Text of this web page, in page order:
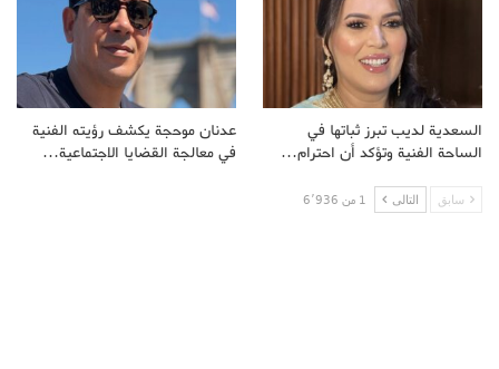
السعدية لديب تبرز ثباتها في
الساحة الفنية وتؤكد أن احترام…
عدنان موحجة يكشف رؤيته الفنية
في معالجة القضايا الاجتماعية…
سابق التالى 1 من 6٬936